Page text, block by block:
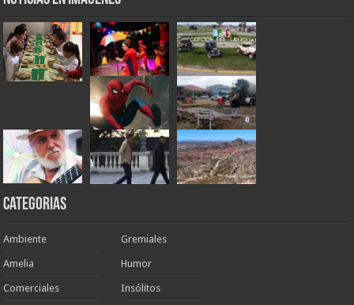
Categorias
Ambiente
Amelia
Comerciales
Gremiales
Humor
Insólitos